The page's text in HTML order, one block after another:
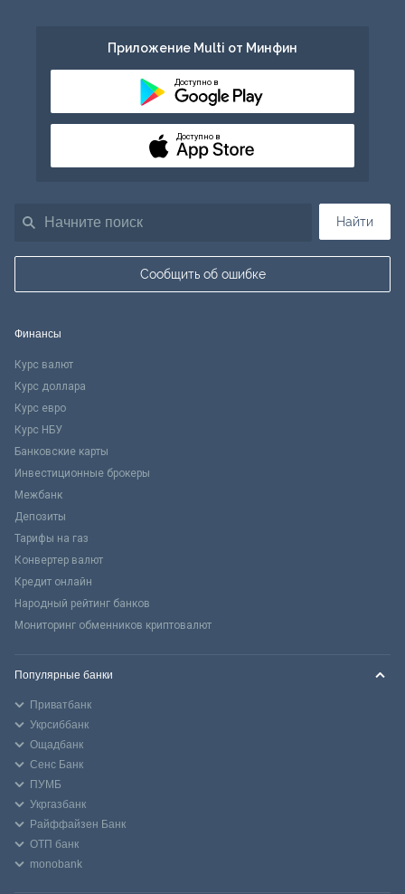
Найти
Сообщить об ошибке
Приложение Multi от Минфин
Доступно в
Доступно в
Финансы
Курс валют
Курс доллара
Курс евро
Курс НБУ
Банковские карты
Инвестиционные брокеры
Межбанк
Депозиты
Тарифы на газ
Конвертер валют
Кредит онлайн
Народный рейтинг банков
Мониторинг обменников криптовалют
Популярные банки
Приватбанк
Укрсиббанк
Ощадбанк
Сенс Банк
ПУМБ
Укргазбанк
Райффайзен Банк
ОТП банк
monobank